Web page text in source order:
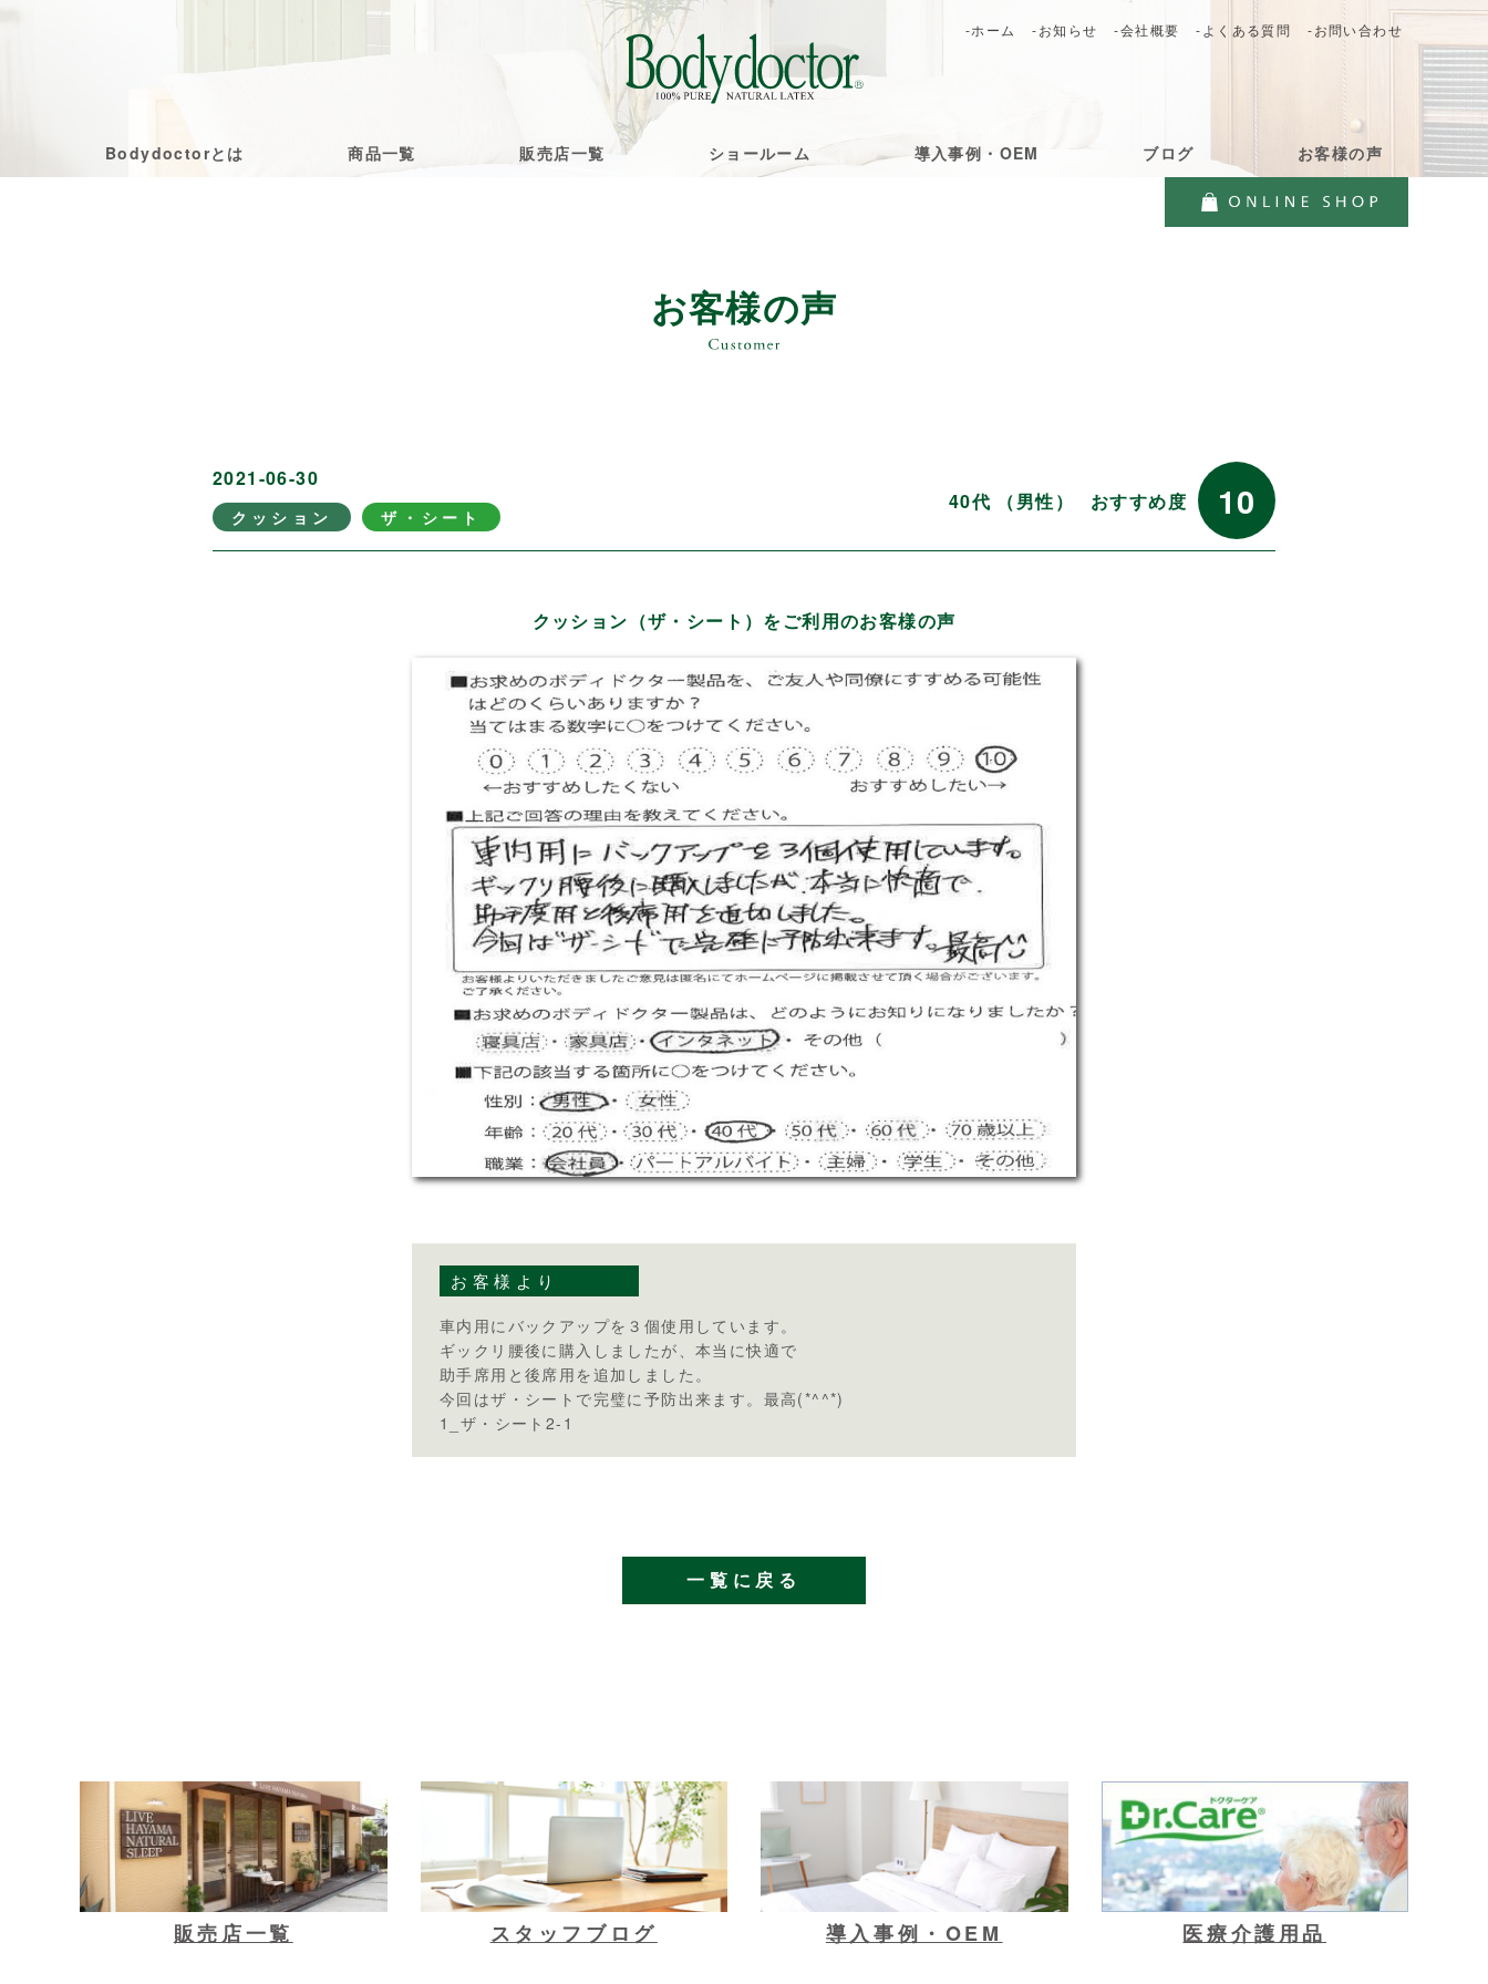
Bodydoctorとは 商品一覧 販売店一覧 ショールーム 導入事例・OEM ブログ お客様の声
-ホーム -お知らせ -会社概要 -よくある質問 -お問い合わせ
お客様の声
2021-06-30
クッション ザ・シート
40代 （男性） おすすめ度 10
クッション（ザ・シート）をご利用のお客様の声
お客様より
車内用にバックアップを３個使用しています。
ギックリ腰後に購入しましたが、本当に快適で
助手席用と後席用を追加しました。
今回はザ・シートで完璧に予防出来ます。最高(*^^*)
1_ザ・シート2-1
一覧に戻る
販売店一覧 スタッフブログ 導入事例・OEM 医療介護用品